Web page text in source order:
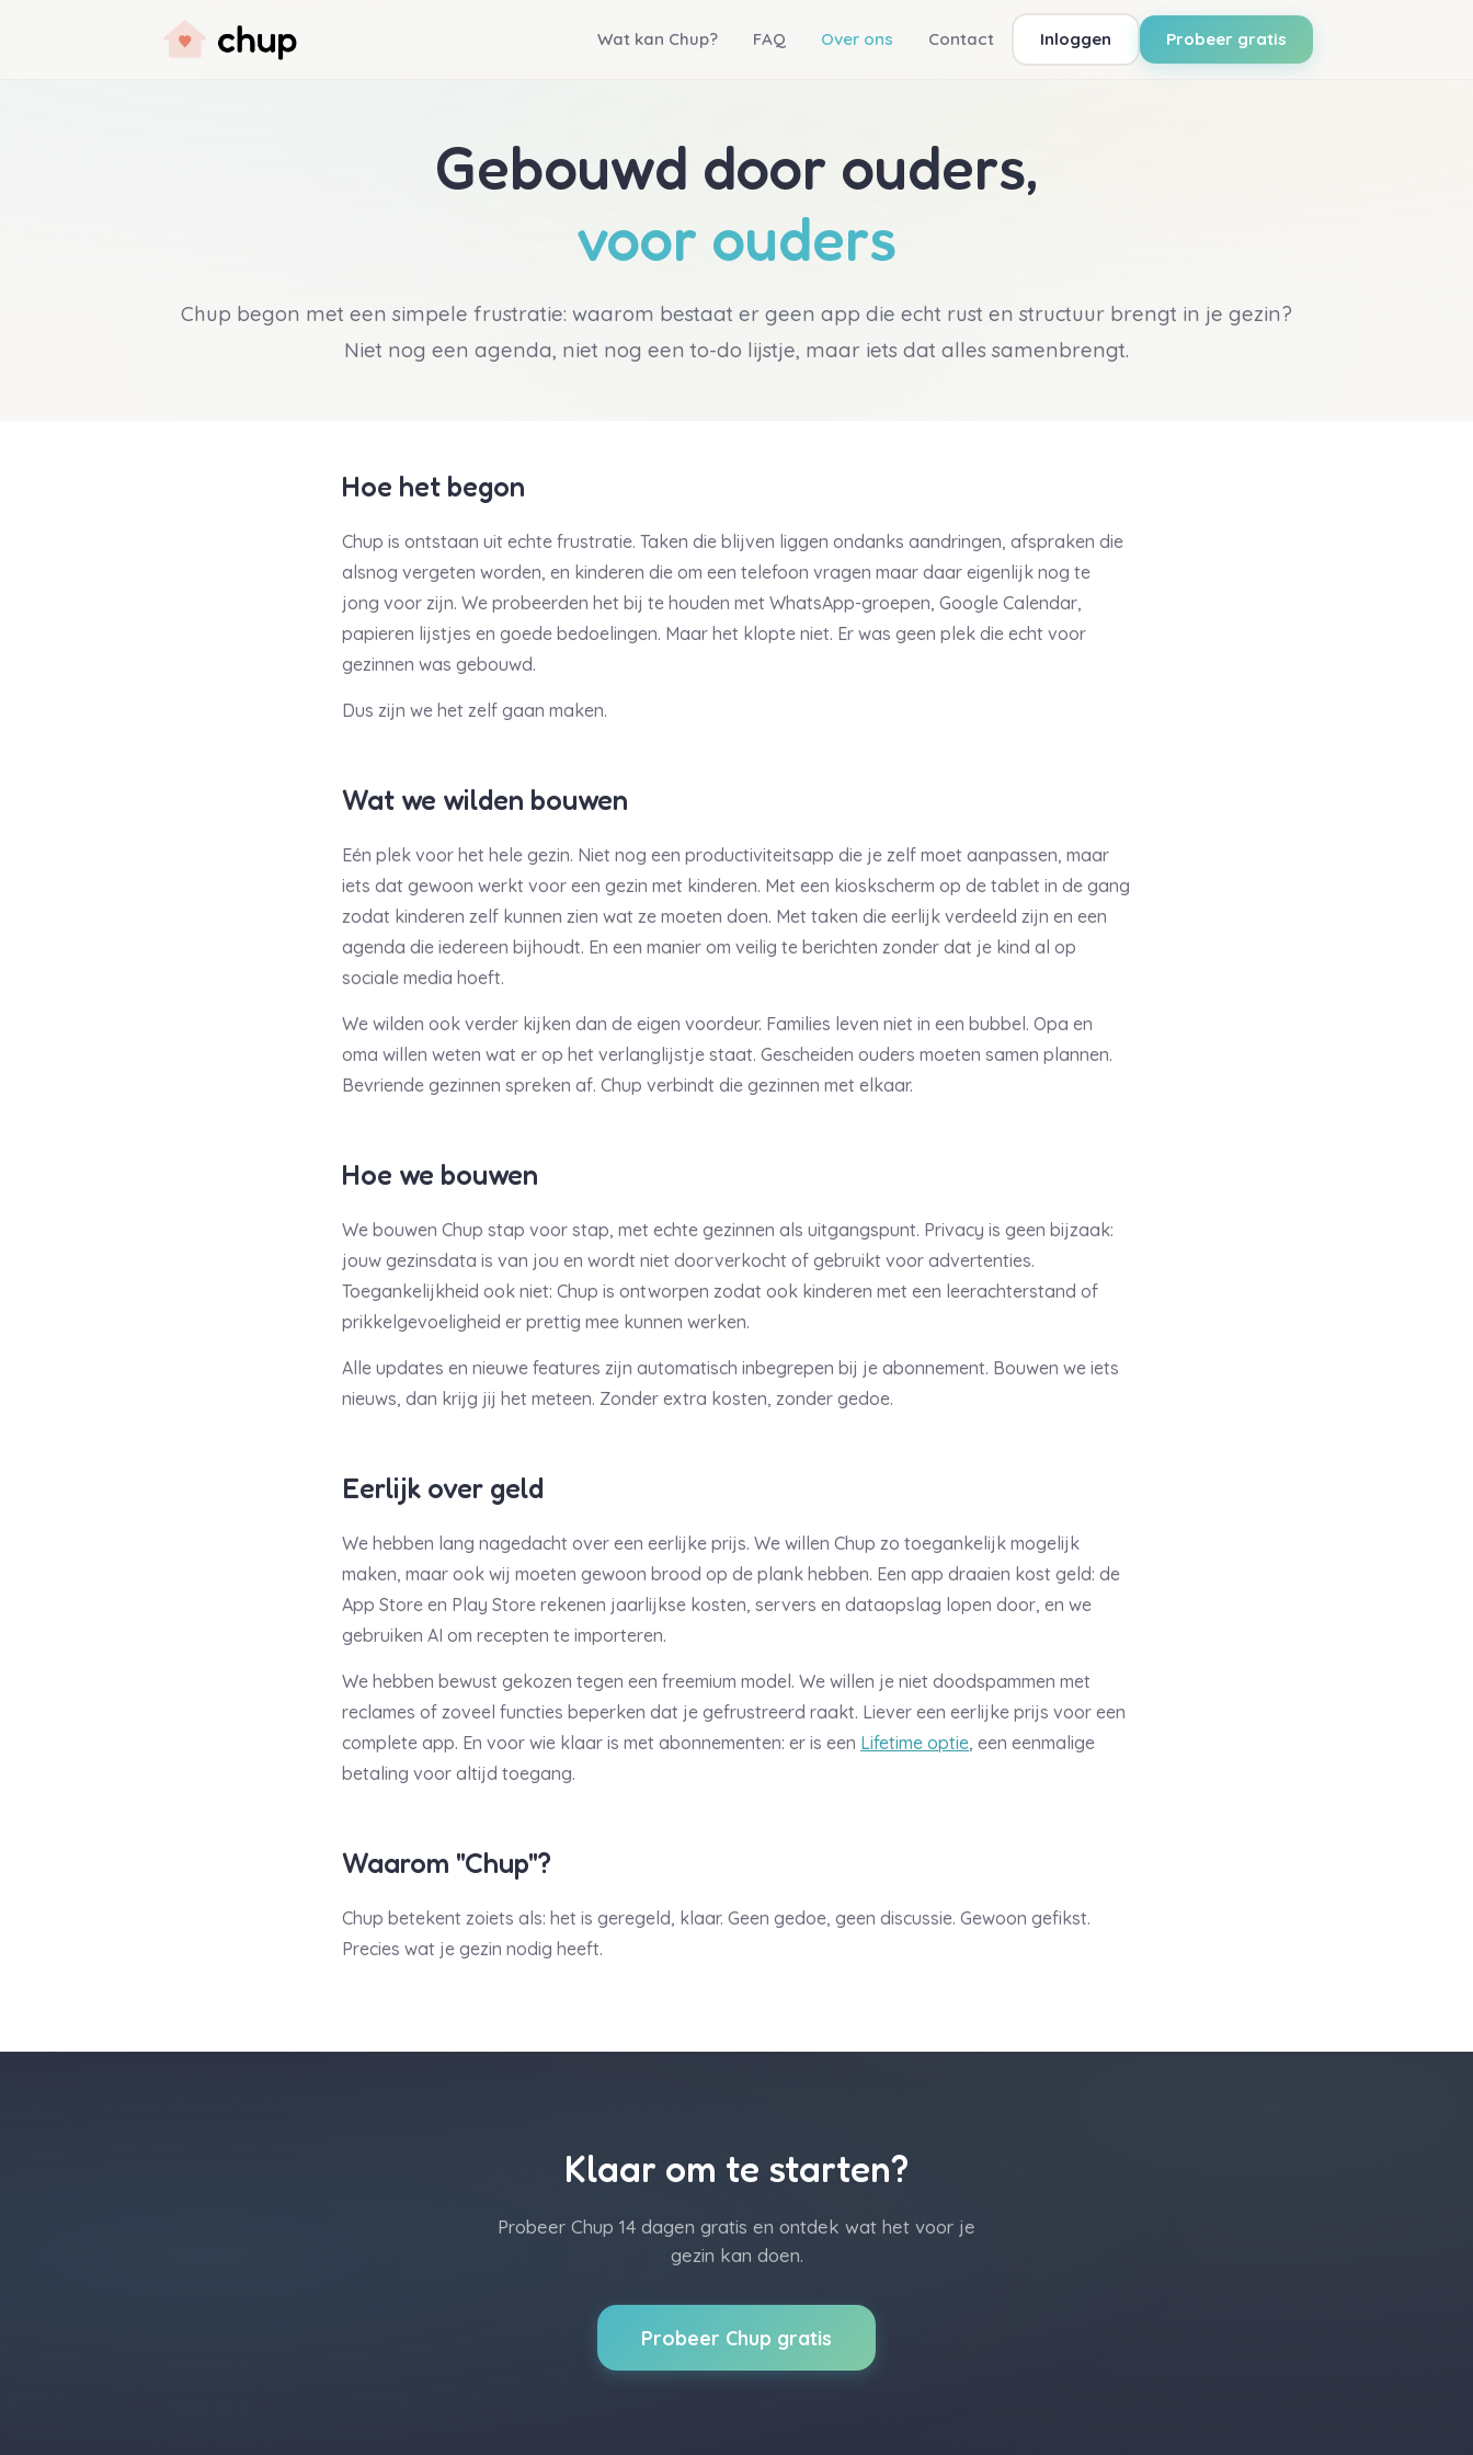
Wat kan Chup? FAQ Over ons Contact Inloggen Probeer gratis
Gebouwd door ouders,
voor ouders
Chup begon met een simpele frustratie: waarom bestaat er geen app die echt rust en structuur brengt in je gezin?
Niet nog een agenda, niet nog een to-do lijstje, maar iets dat alles samenbrengt.
Hoe het begon
Chup is ontstaan uit echte frustratie. Taken die blijven liggen ondanks aandringen, afspraken die
alsnog vergeten worden, en kinderen die om een telefoon vragen maar daar eigenlijk nog te
jong voor zijn. We probeerden het bij te houden met WhatsApp-groepen, Google Calendar,
papieren lijstjes en goede bedoelingen. Maar het klopte niet. Er was geen plek die echt voor
gezinnen was gebouwd.
Dus zijn we het zelf gaan maken.
Wat we wilden bouwen
Eén plek voor het hele gezin. Niet nog een productiviteitsapp die je zelf moet aanpassen, maar
iets dat gewoon werkt voor een gezin met kinderen. Met een kioskscherm op de tablet in de gang
zodat kinderen zelf kunnen zien wat ze moeten doen. Met taken die eerlijk verdeeld zijn en een
agenda die iedereen bijhoudt. En een manier om veilig te berichten zonder dat je kind al op
sociale media hoeft.
We wilden ook verder kijken dan de eigen voordeur. Families leven niet in een bubbel. Opa en
oma willen weten wat er op het verlanglijstje staat. Gescheiden ouders moeten samen plannen.
Bevriende gezinnen spreken af. Chup verbindt die gezinnen met elkaar.
Hoe we bouwen
We bouwen Chup stap voor stap, met echte gezinnen als uitgangspunt. Privacy is geen bijzaak:
jouw gezinsdata is van jou en wordt niet doorverkocht of gebruikt voor advertenties.
Toegankelijkheid ook niet: Chup is ontworpen zodat ook kinderen met een leerachterstand of
prikkelgevoeligheid er prettig mee kunnen werken.
Alle updates en nieuwe features zijn automatisch inbegrepen bij je abonnement. Bouwen we iets
nieuws, dan krijg jij het meteen. Zonder extra kosten, zonder gedoe.
Eerlijk over geld
We hebben lang nagedacht over een eerlijke prijs. We willen Chup zo toegankelijk mogelijk
maken, maar ook wij moeten gewoon brood op de plank hebben. Een app draaien kost geld: de
App Store en Play Store rekenen jaarlijkse kosten, servers en dataopslag lopen door, en we
gebruiken AI om recepten te importeren.
We hebben bewust gekozen tegen een freemium model. We willen je niet doodspammen met
reclames of zoveel functies beperken dat je gefrustreerd raakt. Liever een eerlijke prijs voor een
complete app. En voor wie klaar is met abonnementen: er is een Lifetime optie, een eenmalige
betaling voor altijd toegang.
Waarom "Chup"?
Chup betekent zoiets als: het is geregeld, klaar. Geen gedoe, geen discussie. Gewoon gefikst.
Precies wat je gezin nodig heeft.
Klaar om te starten?
Probeer Chup 14 dagen gratis en ontdek wat het voor je
gezin kan doen.
Probeer Chup gratis